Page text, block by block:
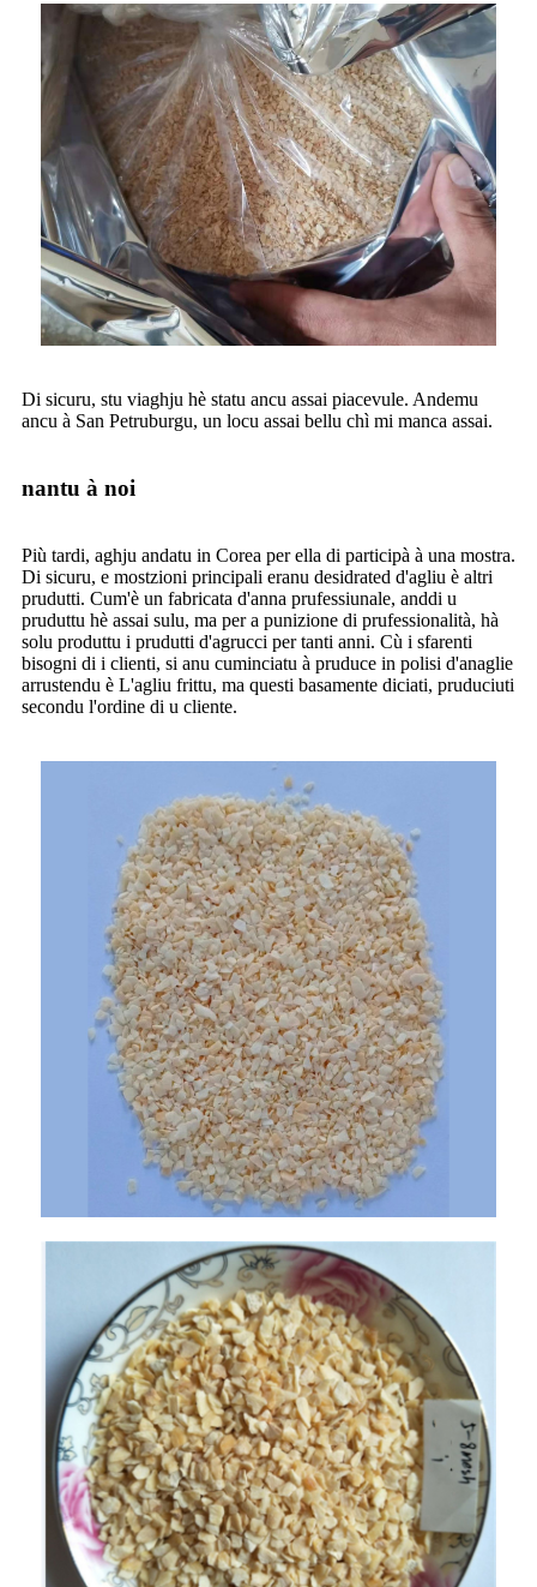
Di sicuru, stu viaghju hè statu ancu assai piacevule. Andemu
ancu à San Petruburgu, un locu assai bellu chì mi manca assai.
nantu à noi
Più tardi, aghju andatu in Corea per ella di participà à una mostra.
Di sicuru, e mostzioni principali eranu desidrated d'agliu è altri
prudutti. Cum'è un fabricata d'anna prufessiunale, anddi u
pruduttu hè assai sulu, ma per a punizione di prufessionalità, hà
solu produttu i prudutti d'agrucci per tanti anni. Cù i sfarenti
bisogni di i clienti, si anu cuminciatu à pruduce in polisi d'anaglie
arrustendu è L'agliu frittu, ma questi basamente diciati, pruduciuti
secondu l'ordine di u cliente.